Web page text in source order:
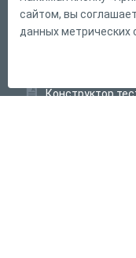
Форма обратной
Конструктор
сайтом, вы
данных метрических